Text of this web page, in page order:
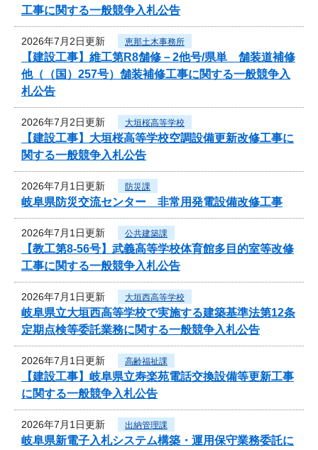
工事に関する一般競争入札公告
2026年7月2日更新 恵那土木事務所
【建設工事】維工第R8舗修－2他号/県単 舗装道補修
他（（国）257号）舗装補修工事に関する一般競争入
札公告
2026年7月2日更新 大垣桜高等学校
【建設工事】大垣桜高等学校空調設備更新改修工事に
関する一般競争入札公告
2026年7月1日更新 防災課
岐阜県防災交流センター 非常用発電設備改修工事
2026年7月1日更新 公共建築課
【教工第8-56号】武義高等学校体育館多目的室等改修
工事に関する一般競争入札公告
2026年7月1日更新 大垣西高等学校
岐阜県立大垣西高等学校で実施する建築基準法第12条
定期点検等委託業務に関する一般競争入札公告
2026年7月1日更新 高齢福祉課
【建設工事】岐阜県立寿楽苑電話交換設備等更新工事
に関する一般競争入札公告
2026年7月1日更新 出納管理課
岐阜県新電子入札システム構築・運用保守業務委託に